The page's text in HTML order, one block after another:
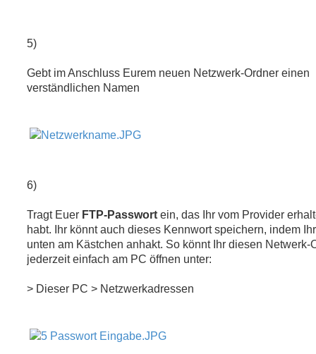
5)
Gebt im Anschluss Eurem neuen Netzwerk-Ordner einen
verständlichen Namen
6)
Tragt Euer FTP-Passwort ein, das Ihr vom Provider
habt. Ihr könnt auch dieses Kennwort speichern, indem
unten am Kästchen anhakt. So könnt Ihr diesen Netwerk-
jederzeit einfach am PC öffnen unter:
> Dieser PC > Netzwerkadressen